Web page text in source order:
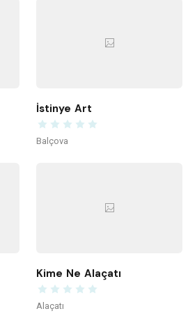
İstinye Art
Balçova
Kime Ne Alaçatı
Alaçatı